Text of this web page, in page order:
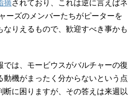
摘されており、これは逆に言えばネ
ーズのメンバーたちがピーターを
なりえるもので、歓迎すべき事かも
では、モービウスがバルチャーの復
動機がまったく分からないという点
断に困りますが、その答えは来週以